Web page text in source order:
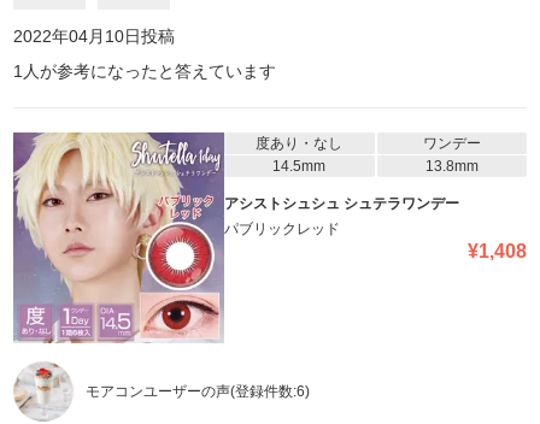
2022年04月10日投稿
1 人が参考になったと答えています
度あり・なし
ワンデー
14.5mm
13.8mm
アシストシュシュ シュテラワンデー
パブリックレッド
¥1,408
モアコンユーザーの声(登録件数:6)